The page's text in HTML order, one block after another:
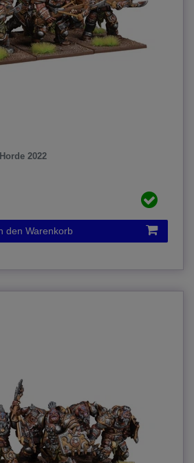
2022
den Warenkorb